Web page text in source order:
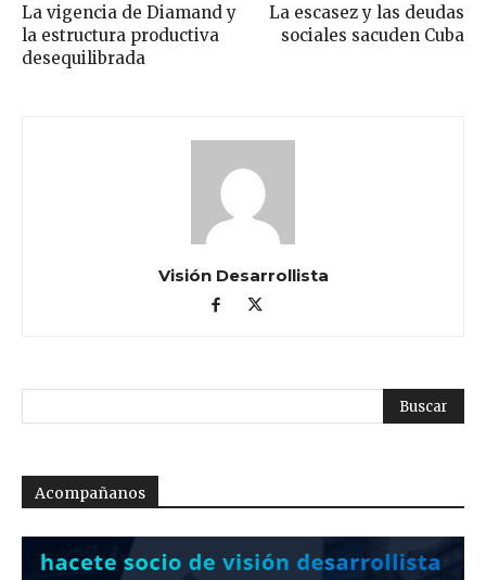
La vigencia de Diamand y
la estructura productiva
desequilibrada
La escasez y las deudas
sociales sacuden Cuba
Visión Desarrollista
Acompañanos